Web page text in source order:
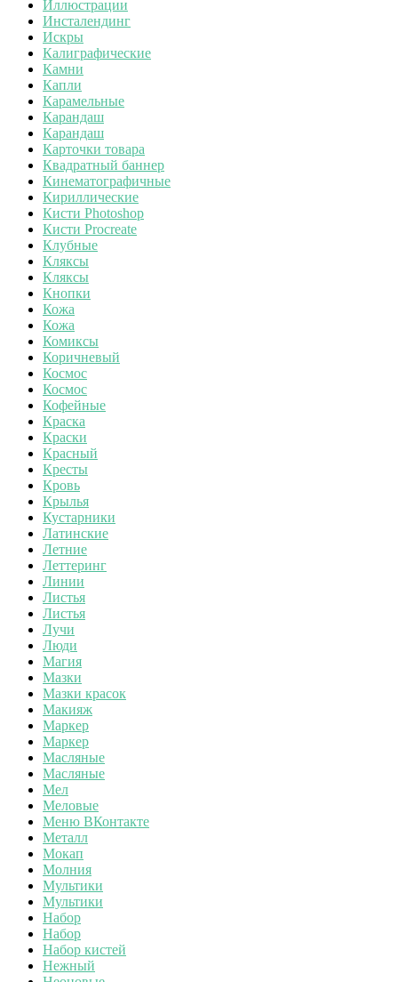
Иллюстрации
Инсталендинг
Искры
Калиграфические
Камни
Капли
Карамельные
Карандаш
Карандаш
Карточки товара
Квадратный баннер
Кинематографичные
Кириллические
Кисти Photoshop
Кисти Procreate
Клубные
Кляксы
Кляксы
Кнопки
Кожа
Кожа
Комиксы
Коричневый
Космос
Космос
Кофейные
Краска
Краски
Красный
Кресты
Кровь
Крылья
Кустарники
Латинские
Летние
Леттеринг
Линии
Листья
Листья
Лучи
Люди
Магия
Мазки
Мазки красок
Макияж
Маркер
Маркер
Масляные
Масляные
Мел
Меловые
Меню ВКонтакте
Металл
Мокап
Молния
Мультики
Мультики
Набор
Набор
Набор кистей
Нежный